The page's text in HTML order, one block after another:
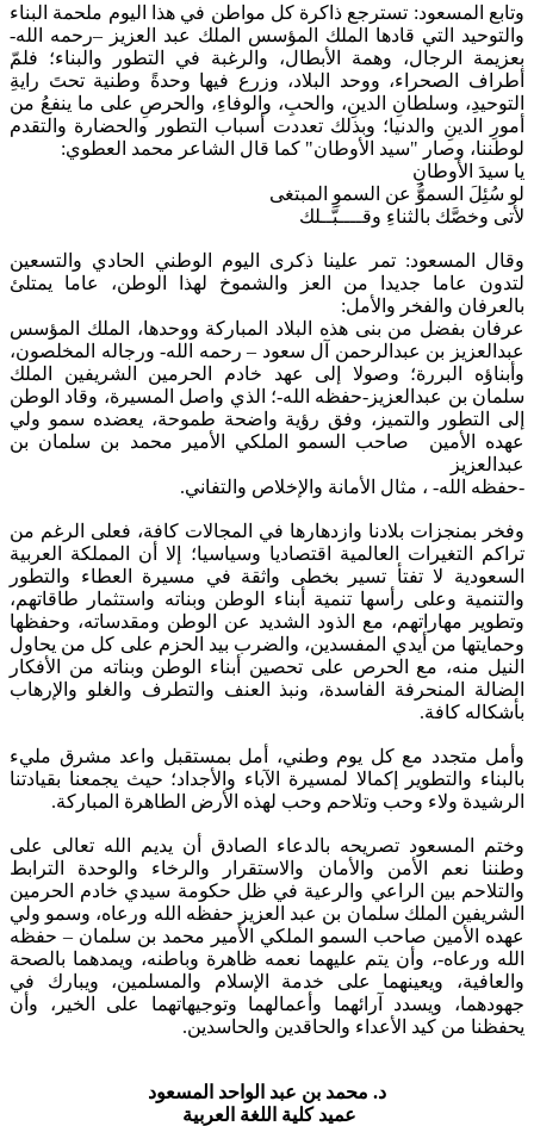
وتابع المسعود: تسترجع ذاكرة كل مواطن في هذا اليوم ملحمة البناء
والتوحيد التي قادها الملك المؤسس الملك عبد العزيز –رحمه الله-
بعزيمة الرجال، وهمة الأبطال، والرغبة في التطور والبناء؛ فلمّ
أطراف الصحراء، ووحد البلاد، وزرع فيها وحدةً وطنية تحتَ رايةِ
التوحيدِ، وسلطانِ الدينِ، والحبِ، والوفاءِ، والحرصِ على ما ينفعُ من
أمورِ الدينِ والدنيا؛ وبذلك تعددت أسباب التطور والحضارة والتقدم
لوطننا، وصار "سيد الأوطان" كما قال الشاعر محمد العطوي:
يا سيدَ الأوطانِ
لو سُئِلَ السموُّ عن السموِ المبتغى
لأتى وخصَّك بالثناءِ وقــــبَّــلك
وقال المسعود: تمر علينا ذكرى اليوم الوطني الحادي والتسعين
لتدون عاما جديدا من العز والشموخ لهذا الوطن، عاما يمتلئ
بالعرفان والفخر والأمل:
عرفان بفضل من بنى هذه البلاد المباركة ووحدها، الملك المؤسس
عبدالعزيز بن عبدالرحمن آل سعود – رحمه الله- ورجاله المخلصون،
وأبناؤه البررة؛ وصولا إلى عهد خادم الحرمين الشريفين الملك
سلمان بن عبدالعزيز-حفظه الله-؛ الذي واصل المسيرة، وقاد الوطن
إلى التطور والتميز، وفق رؤية واضحة طموحة، يعضده سمو ولي
عهده الأمين صاحب السمو الملكي الأمير محمد بن سلمان بن
عبدالعزيز
-حفظه الله- ، مثال الأمانة والإخلاص والتفاني.
وفخر بمنجزات بلادنا وازدهارها في المجالات كافة، فعلى الرغم من
تراكم التغيرات العالمية اقتصاديا وسياسيا؛ إلا أن المملكة العربية
السعودية لا تفتأ تسير بخطى واثقة في مسيرة العطاء والتطور
والتنمية وعلى رأسها تنمية أبناء الوطن وبناته واستثمار طاقاتهم،
وتطوير مهاراتهم، مع الذود الشديد عن الوطن ومقدساته، وحفظها
وحمايتها من أيدي المفسدين، والضرب بيد الحزم على كل من يحاول
النيل منه، مع الحرص على تحصين أبناء الوطن وبناته من الأفكار
الضالة المنحرفة الفاسدة، ونبذ العنف والتطرف والغلو والإرهاب
بأشكاله كافة.
وأمل متجدد مع كل يوم وطني، أمل بمستقبل واعد مشرق مليء
بالبناء والتطوير إكمالا لمسيرة الآباء والأجداد؛ حيث يجمعنا بقيادتنا
الرشيدة ولاء وحب وتلاحم وحب لهذه الأرض الطاهرة المباركة.
وختم المسعود تصريحه بالدعاء الصادق أن يديم الله تعالى على
وطننا نعم الأمن والأمان والاستقرار والرخاء والوحدة الترابط
والتلاحم بين الراعي والرعية في ظل حكومة سيدي خادم الحرمين
الشريفين الملك سلمان بن عبد العزيز حفظه الله ورعاه، وسمو ولي
عهده الأمين صاحب السمو الملكي الأمير محمد بن سلمان – حفظه
الله ورعاه-، وأن يتم عليهما نعمه ظاهرة وباطنه، ويمدهما بالصحة
والعافية، ويعينهما على خدمة الإسلام والمسلمين، ويبارك في
جهودهما، ويسدد آرائهما وأعمالهما وتوجيهاتهما على الخير، وأن
يحفظنا من كيد الأعداء والحاقدين والحاسدين.
د. محمد بن عبد الواحد المسعود
عميد كلية اللغة العربية